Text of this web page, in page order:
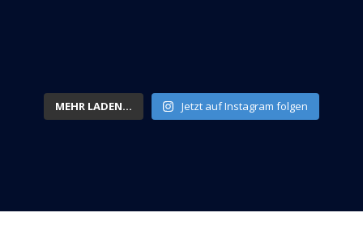
MEHR LADEN... Jetzt auf Instagram folgen